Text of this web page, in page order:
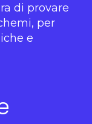
di provare
per
e